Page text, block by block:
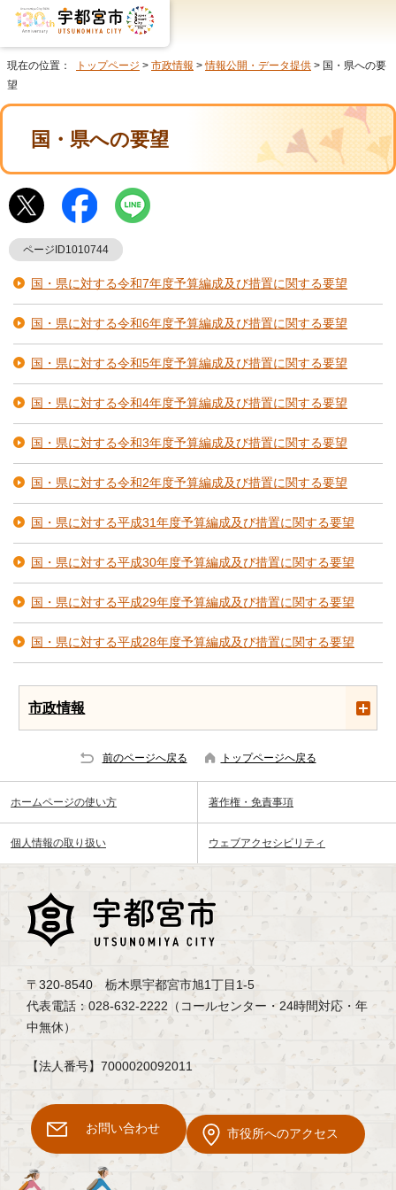
現在の位置： トップページ > 市政情報 >情報公開・データ提供 > 国・県への要
望
国・県への要望
ページID1010744
国・県に対する令和7年度予算編成及び措置に関する要望
国・県に対する令和6年度予算編成及び措置に関する要望
国・県に対する令和5年度予算編成及び措置に関する要望
国・県に対する令和4年度予算編成及び措置に関する要望
国・県に対する令和3年度予算編成及び措置に関する要望
国・県に対する令和2年度予算編成及び措置に関する要望
国・県に対する平成31年度予算編成及び措置に関する要望
国・県に対する平成30年度予算編成及び措置に関する要望
国・県に対する平成29年度予算編成及び措置に関する要望
国・県に対する平成28年度予算編成及び措置に関する要望
市政情報
前のページへ戻る トップページへ戻る
ホームページの使い方 著作権・免責事項
個人情報の取り扱い ウェブアクセシビリティ
〒320-8540 栃木県宇都宮市旭1丁目1-5
代表電話：028-632-2222（コールセンター・24時間対応・年
中無休）
【法人番号】7000020092011
お問い合わせ 市役所へのアクセス